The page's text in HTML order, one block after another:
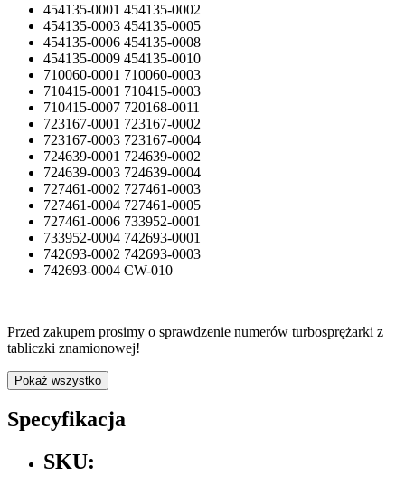
454135-0001 454135-0002
454135-0003 454135-0005
454135-0006 454135-0008
454135-0009 454135-0010
710060-0001 710060-0003
710415-0001 710415-0003
710415-0007 720168-0011
723167-0001 723167-0002
723167-0003 723167-0004
724639-0001 724639-0002
724639-0003 724639-0004
727461-0002 727461-0003
727461-0004 727461-0005
727461-0006 733952-0001
733952-0004 742693-0001
742693-0002 742693-0003
742693-0004 CW-010
Przed zakupem prosimy o sprawdzenie numerów turbosprężarki z
tabliczki znamionowej!
Pokaż wszystko
Specyfikacja
SKU: